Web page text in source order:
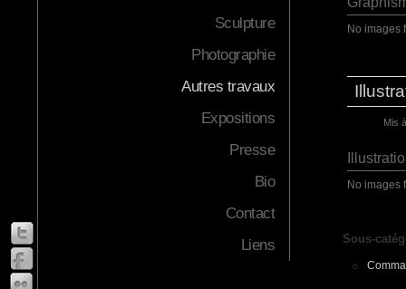
Sculpture
Photographie
Autres travaux
Expositions
Presse
Bio
Contact
Liens
No images
Mis
No images
Sous-